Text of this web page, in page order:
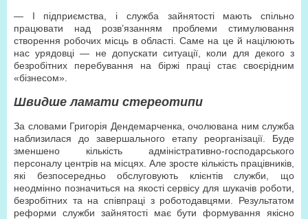
— І підприємства, і служба зайнятості мають спільно
працювати над розв’язанням проблеми стимулювання
створення робочих місць в області. Саме на це й націлюють
нас урядовці — не допускати ситуації, коли для декого з
безробітних перебування на біржі праці стає своєрідним
«бізнесом».
Швидше ламати стереотипи
За словами Григорія Дендемарченка, очолювана ним служба
наблизилася до завершального етапу реорганізації. Буде
зменшено кількість адміністративно-господарського
персоналу центрів на місцях. Але зросте кількість працівників,
які безпосередньо обслуговують клієнтів служби, що
неодмінно позначиться на якості сервісу для шукачів роботи,
безробітних та на співпраці з роботодавцями. Результатом
реформи служби зайнятості має бути формування якісно